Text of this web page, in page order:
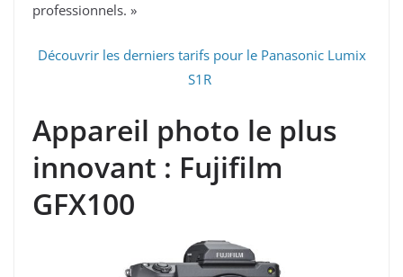
professionnels. »
Découvrir les derniers tarifs pour le Panasonic Lumix
S1R
Appareil photo le plus
innovant : Fujifilm
GFX100